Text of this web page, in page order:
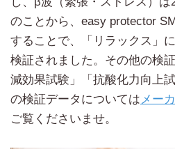
のことから、easy protector
することで、「リラックス」
検証されました。その他の検
減効果試験」「抗酸化力向上
の検証データについてはメー
ご覧くださいませ。